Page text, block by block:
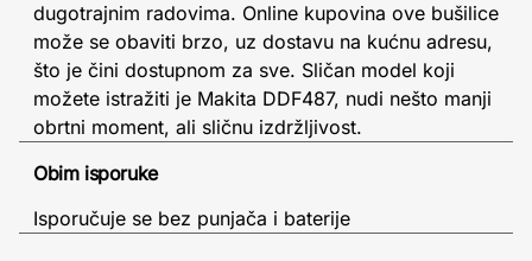
dugotrajnim radovima. Online kupovina ove bušilice
može se obaviti brzo, uz dostavu na kućnu adresu,
što je čini dostupnom za sve. Sličan model koji
možete istražiti je Makita DDF487, nudi nešto manji
obrtni moment, ali sličnu izdržljivost.
Obim isporuke
Isporučuje se bez punjača i baterije